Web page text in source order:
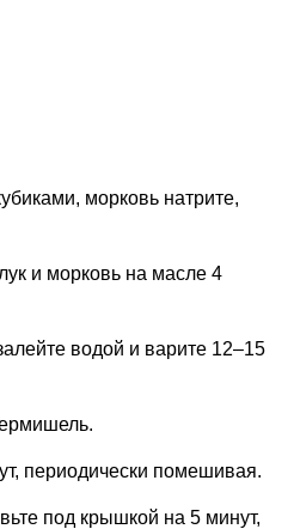
морковь натрите,
и морковь на масле 4
водой и варите 12–15
периодически помешивая.
под крышкой на 5 минут,